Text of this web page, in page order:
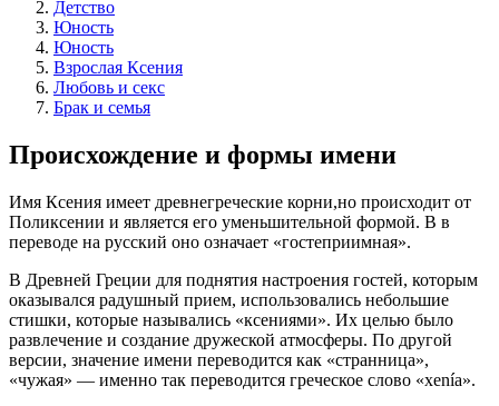
Детство
Юность
Юность
Взрослая Ксения
Любовь и секс
Брак и семья
Происхождение и формы имени
Имя Ксения имеет древнегреческие корни,но происходит от
Поликсении и является его уменьшительной формой. В в
переводе на русский оно означает «гостеприимная».
В Древней Греции для поднятия настроения гостей, которым
оказывался радушный прием, использовались небольшие
стишки, которые назывались «ксениями». Их целью было
развлечение и создание дружеской атмосферы. По другой
версии, значение имени переводится как «странница»,
«чужая» — именно так переводится греческое слово «xenía».